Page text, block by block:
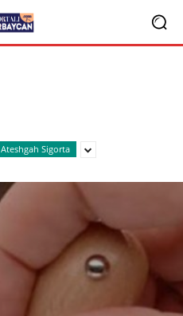
Ateshgah Sigorta